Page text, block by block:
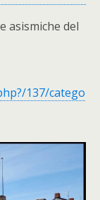
asismiche del
137/catego